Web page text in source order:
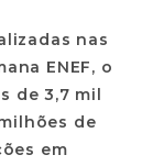
nas
ENEF, o
de 3,7 mil
de
em